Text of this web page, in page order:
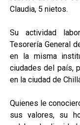
Claudia, 5 nietos.
Su actividad
Tesorería General
en la misma
ciudades del país,
en la ciudad de
Quienes le
sus valores, su